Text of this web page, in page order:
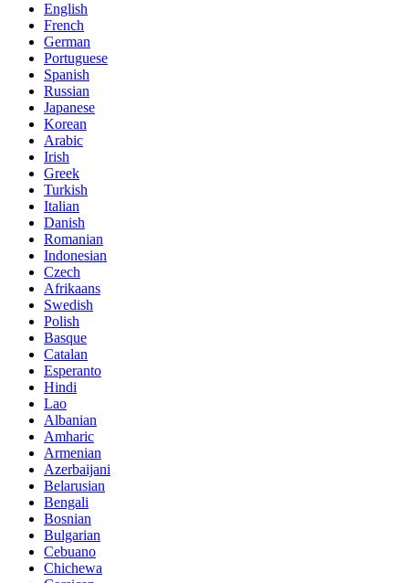
English
French
German
Portuguese
Spanish
Russian
Japanese
Korean
Arabic
Irish
Greek
Turkish
Italian
Danish
Romanian
Indonesian
Czech
Afrikaans
Swedish
Polish
Basque
Catalan
Esperanto
Hindi
Lao
Albanian
Amharic
Armenian
Azerbaijani
Belarusian
Bengali
Bosnian
Bulgarian
Cebuano
Chichewa